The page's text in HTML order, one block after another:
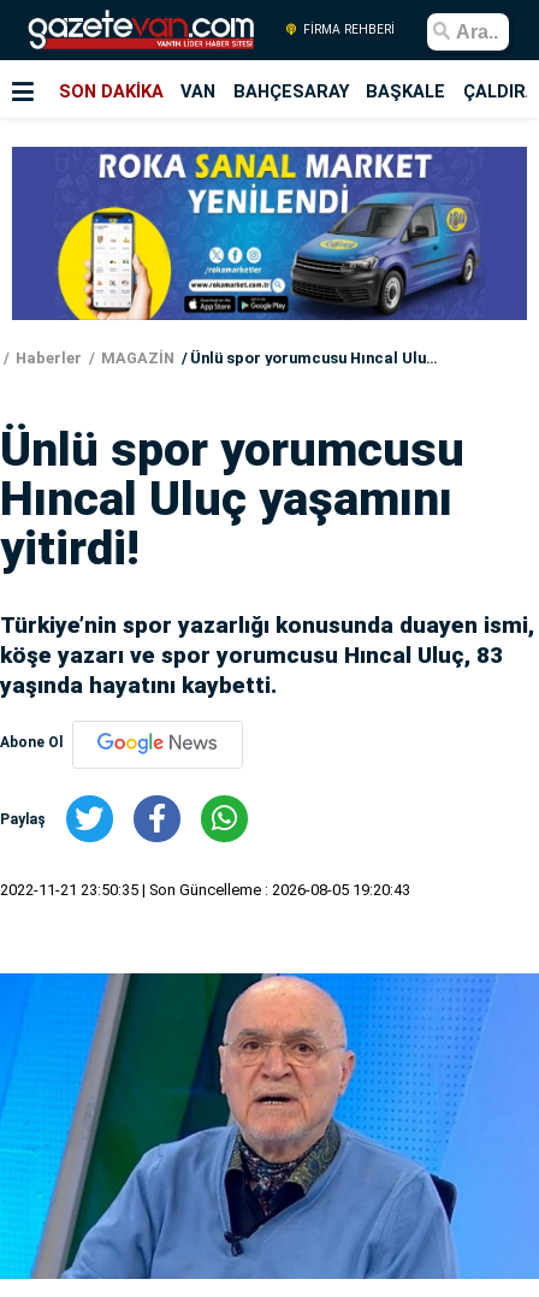
FİRMA REHBERİ
SON DAKİKA VAN BAHÇESARAY BAŞKALE
Haberler MAGAZİN Ünlü spor yorumcusu Hıncal Uluç yaşamını yitirdi!
Ünlü spor yorumcusu
Hıncal Uluç yaşamını
yitirdi!
Türkiye’nin spor yazarlığı konusunda duayen ismi,
köşe yazarı ve spor yorumcusu Hıncal Uluç, 83
yaşında hayatını kaybetti.
Abone Ol
Paylaş
2022-11-21 23:50:35 | Son Güncelleme : 2026-08-05 19:20:43